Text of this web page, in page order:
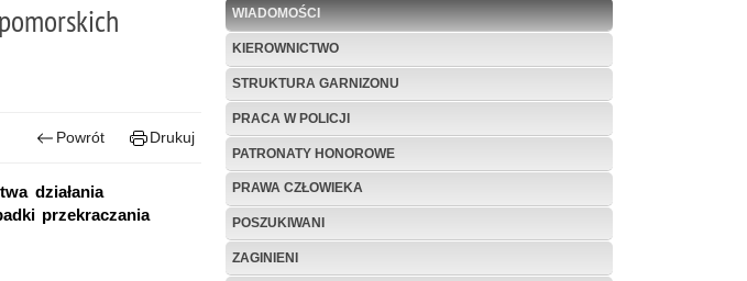
Powrót Drukuj
działania
przekraczania
WIADOMOŚCI
KIEROWNICTWO
STRUKTURA GARNIZONU
PRACA W POLICJI
PATRONATY HONOROWE
PRAWA CZŁOWIEKA
POSZUKIWANI
ZAGINIENI